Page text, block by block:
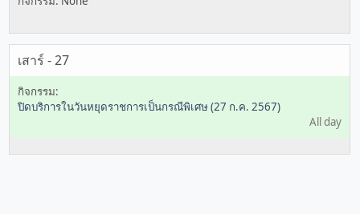
เสาร์ - 27
ปิดบริการในวันหยุดราชการเป็นกรณีพิเศษ (27 ก.ค. 2567)
All day